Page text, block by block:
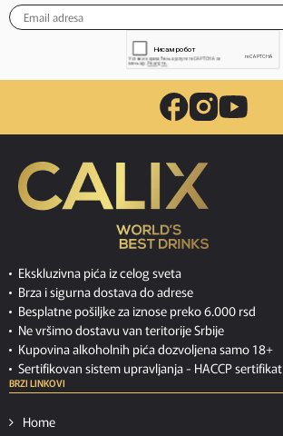
Ekskluzivna pića iz celog sveta
Brza i sigurna dostava do adrese
Besplatne pošiljke za iznose preko 6.000 rsd
Ne vršimo dostavu van teritorije Srbije
Kupovina alkoholnih pića dozvoljena samo 18+
Sertifikovan sistem upravljanja - HACCP sertifikat
BRZI LINKOVI
Home